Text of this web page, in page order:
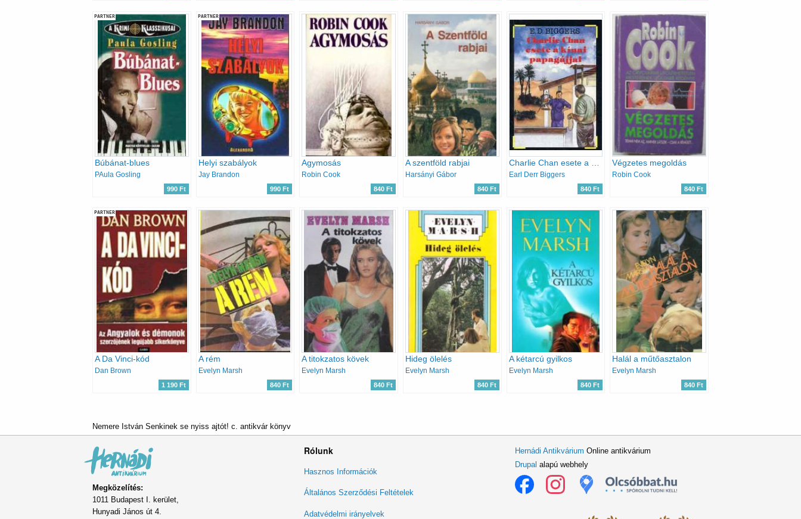
PARTNER
Búbánat-blues
PAula Gosling
990 Ft
PARTNER
Helyi szabályok
Jay Brandon
990 Ft
Agymosás
Robin Cook
840 Ft
A szentföld rabjai
Harsányi Gábor
840 Ft
Earl Derr Biggers
840 Ft
Végzetes megoldás
Robin Cook
840 Ft
PARTNER
A Da Vinci-kód
Dan Brown
1 190 Ft
A rém
Evelyn Marsh
840 Ft
A titokzatos kövek
Evelyn Marsh
840 Ft
Hideg ölelés
Evelyn Marsh
840 Ft
A kétarcú gyilkos
Evelyn Marsh
840 Ft
Halál a műtőasztalon
Evelyn Marsh
840 Ft
Nemere István Senkinek se nyiss ajtót! c. antikvár könyv
Megközelítés:
1011 Budapest I. kerület,
Hunyadi János út 4.
Rólunk
Lábléc
menü
Hasznos Információk
Általános Szerződési Feltételek
Adatvédelmi irányelvek
Hernádi Antikvárium Online antikvárium
Drupal alapú webhely